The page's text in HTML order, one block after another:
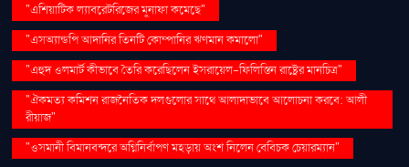
"এশিয়াটিক ল্যাবরেটরিজের মুনাফা কমেছে"
"এসঅ্যান্ডপি আদানির তিনটি কোম্পানির ঋণমান কমালো"
"এহুদ ওলমার্ট কীভাবে তৈরি করেছিলেন ইসরায়েল-ফিলিস্তিন রাষ্ট্রের মানচিত্র"
"ঐকমত্য কমিশন রাজনৈতিক দলগুলোর সাথে আলাদাভাবে আলোচনা করবে: আলী
রীয়াজ"
"ওসমানী বিমানবন্দরে অগ্নিনির্বাপণ মহড়ায় অংশ নিলেন বেবিচক চেয়ারম্যান"